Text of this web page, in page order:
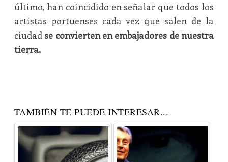
último, han coincidido en señalar que todos los
artistas portuenses cada vez que salen de la
ciudadse convierten en embajadores de nuestra
tierra.
TAMBIÉN TE PUEDE INTERESAR...